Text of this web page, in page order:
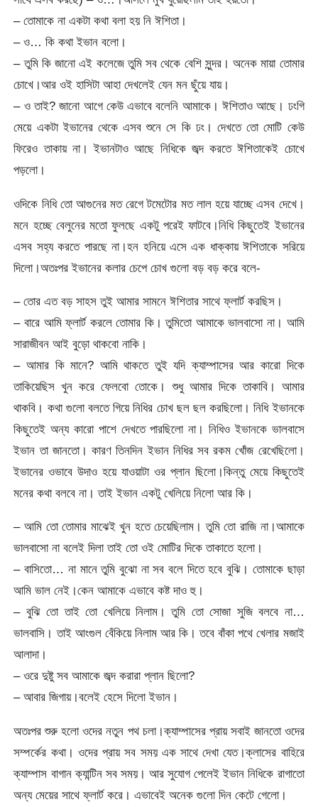
– তোমাকে না একটা কথা বলা হয় নি ঈশিতা।
– ও… কি কথা ইভান বলো।
– তুমি কি জানো এই কলেজে তুমি সব থেকে বেশি সুন্দর। অনেক মায়া তোমার
চোখে।আর ওই হাসিটা আহা দেখলেই যেন মন ছুঁয়ে যায়।
– ও তাই? জানো আগে কেউ এভাবে বলেনি আমাকে। ঈশিতাও আছে। ঢংগি
মেয়ে একটা ইভানের থেকে এসব শুনে সে কি ঢং। দেখতে তো মোটি কেউ
ফিরেও তাকায় না। ইভানটাও আছে নিধিকে জব্দ করতে ঈশিতাকেই চোখে
পড়লো।
ওদিকে নিধি তো আগুনের মত রেগে টমেটোর মত লাল হয়ে যাচ্ছে এসব দেখে।
মনে হচ্ছে বেলুনের মতো ফুলছে একটু পরেই ফাটবে।নিধি কিছুতেই ইভানের
এসব সহ্য করতে পারছে না।হন হনিয়ে এসে এক ধাক্কায় ঈশিতাকে সরিয়ে
দিলো।অতঃপর ইভানের কলার চেপে চোখ গুলো বড় বড় করে বলে-
– তোর এত বড় সাহস তুই আমার সামনে ঈশিতার সাথে ফ্লার্ট করছিস।
– বারে আমি ফ্লার্ট করলে তোমার কি। তুমিতো আমাকে ভালবাসো না। আমি
সারাজীবন আই বুড়ো থাকবো নাকি।
– আমার কি মানে? আমি থাকতে তুই যদি ক্যাম্পাসের আর কারো দিকে
তাকিয়েছিস খুন করে ফেলবো তোকে। শুধু আমার দিকে তাকাবি। আমার
থাকবি। কথা গুলো বলতে গিয়ে নিধির চোখ ছল ছল করছিলো। নিধি ইভানকে
কিছুতেই অন্য কারো পাশে দেখতে পারছিলো না। নিধিও ইভানকে ভালবাসে
ইভান তা জানতো। কারণ তিনদিন ইভান নিধির সব রকম খোঁজ রেখেছিলো।
ইভানের ওভাবে উদাও হয়ে যাওয়াটা ওর প্লান ছিলো।কিন্তু মেয়ে কিছুতেই
মনের কথা বলবে না। তাই ইভান একটু খেলিয়ে নিলো আর কি।
– আমি তো তোমার মাঝেই খুন হতে চেয়েছিলাম। তুমি তো রাজি না।আমাকে
ভালবাসো না বলেই দিলা তাই তো ওই মোটির দিকে তাকাতে হলো।
– বাসিতো… না মানে তুমি বুঝো না সব বলে দিতে হবে বুঝি। তোমাকে ছাড়া
আমি ভাল নেই।কেন আমাকে এভাবে কষ্ট দাও হু।
– বুঝি তো তাই তো খেলিয়ে নিলাম। তুমি তো সোজা সুজি বলবে না…
ভালবাসি। তাই আংগুল বেঁকিয়ে নিলাম আর কি। তবে বাঁকা পথে খেলার মজাই
আলাদা।
– ওরে দুষ্টু সব আমাকে জব্দ করারা প্লান ছিলো?
– আবার জিগায়।বলেই হেসে দিলো ইভান।
অতঃপর শুরু হলো ওদের নতুন পথ চলা।ক্যাম্পাসের প্রায় সবাই জানতো ওদের
সম্পর্কের কথা। ওদের প্রায় সব সময় এক সাথে দেখা যেত।ক্লাসের বাহিরে
ক্যাম্পাস বাগান ক্যান্টিন সব সময়। আর সুযোগ পেলেই ইভান নিধিকে রাগাতো
অন্য মেয়ের সাথে ফ্লার্ট করে। এভাবেই অনেক গুলো দিন কেটে গেলো।